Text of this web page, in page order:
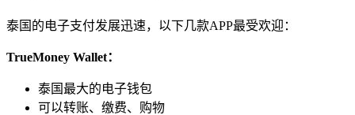
泰国的电子支付发展迅速，以下几款APP最受欢迎：
TrueMoney Wallet：
泰国最大的电子钱包
可以转账、缴费、购物